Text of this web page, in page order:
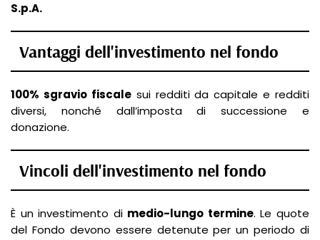
S.p.A.
Vantaggi dell'investimento nel fondo
100% sgravio fiscalesui redditi da capitale e redditi
diversi, nonché dall’imposta di successione e
donazione.
Vincoli dell'investimento nel fondo
È un investimento di medio-lungo termine. Le quote
del Fondo devono essere detenute per un periodo di